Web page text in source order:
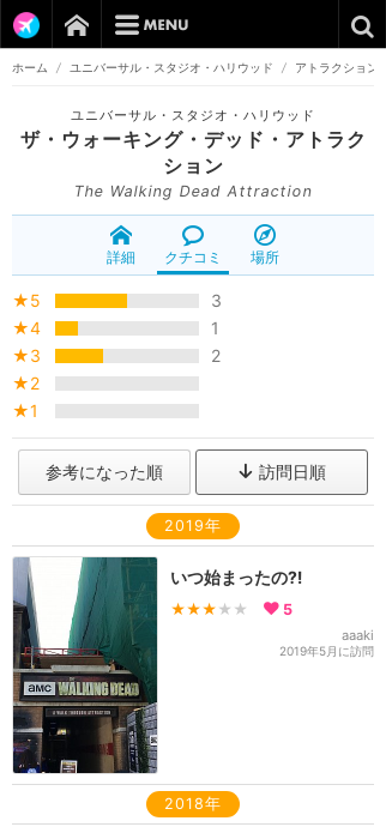
ホーム / ユニバーサル・スタジオ・ハリウッド / アトラクション
ユニバーサル・スタジオ・ハリウッド
ザ・ウォーキング・デッド・アトラク
ション
The Walking Dead Attraction
詳細 クチコミ 場所
★5
3
★4
1
★3
2
★2
★1
参考になった順 訪問日順
2019年
いつ始まったの⁈
★★★ ★★ 5
aaaki
2019年5月に訪問
2018年